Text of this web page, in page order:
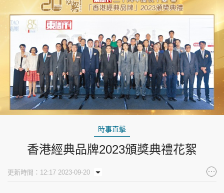
時事直擊
香港經典品牌2023頒獎典禮花絮
更新時間：12:17 2023-09-20